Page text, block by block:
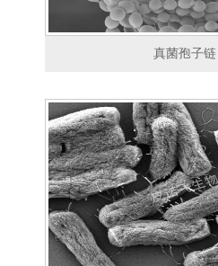
真菌孢子链